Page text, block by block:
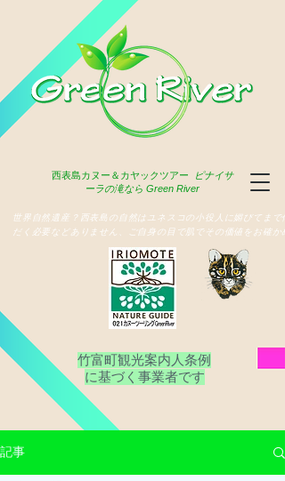
西表島カヌー＆カヤックツアー
ピナイサ
ーラの滝なら Green River
竹富町観光案内人条例
​に基づく事業者です
世界自然遺産？西表島の自然はユネスコの小役人に媚びてまで
だく必要などありません、ご自身の目で肌でその価値をお確か
記事